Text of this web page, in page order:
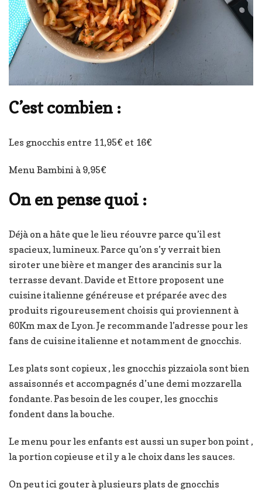
C’est combien :
Les gnocchis entre 11,95€ et 16€
Menu Bambini à 9,95€
On en pense quoi :
Déjà on a hâte que le lieu réouvre parce qu’il est
spacieux, lumineux. Parce qu’on s’y verrait bien
siroter une bière et manger des arancinis sur la
terrasse devant. Davide et Ettore proposent une
cuisine italienne généreuse et préparée avec des
produits rigoureusement choisis qui proviennent à
60Km max de Lyon. Je recommande l’adresse pour les
fans de cuisine italienne et notamment de gnocchis.
Les plats sont copieux , les gnocchis pizzaiola sont bien
assaisonnés et accompagnés d’une demi mozzarella
fondante. Pas besoin de les couper, les gnocchis
fondent dans la bouche.
Le menu pour les enfants est aussi un super bon point ,
la portion copieuse et il y a le choix dans les sauces.
On peut ici gouter à plusieurs plats de gnocchis